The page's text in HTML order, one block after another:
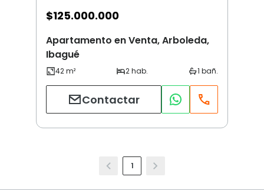
$125.000.000
Apartamento en Venta, Arboleda,
Ibagué
Contactar
1